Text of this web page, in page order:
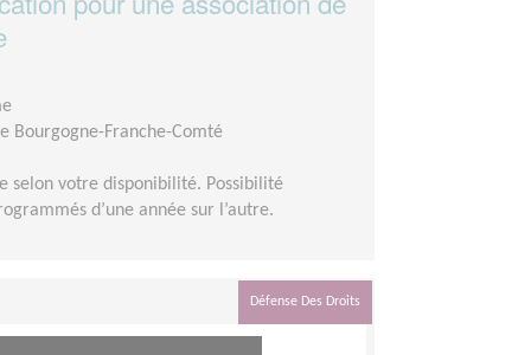
Bourgogne-Franche-Comté
selon votre disponibilité. Possibilité
d’une année sur l’autre.
Défense Des Droits